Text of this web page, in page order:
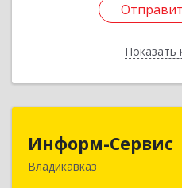
Показать
Информ-Сервис
Владикавказ362020,